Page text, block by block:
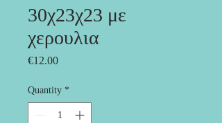
30χ23χ23 με
χερουλια
€12.00Price
Quantity *